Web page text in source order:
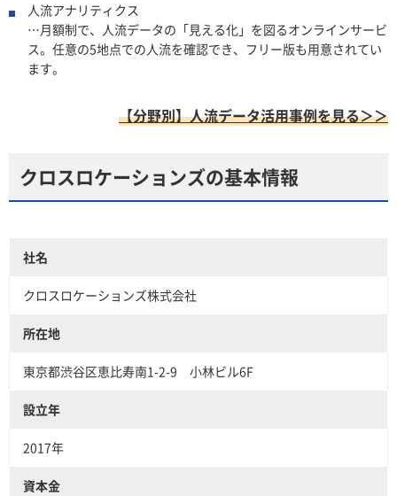
人流アナリティクス
…月額制で、人流データの「見える化」を図るオンラインサービ
ス。任意の5地点での人流を確認でき、フリー版も用意されてい
ます。
【分野別】人流データ活用事例を見る＞＞
クロスロケーションズの基本情報
社名
クロスロケーションズ株式会社
所在地
東京都渋谷区恵比寿南1-2-9 小林ビル6F
設立年
2017年
資本金